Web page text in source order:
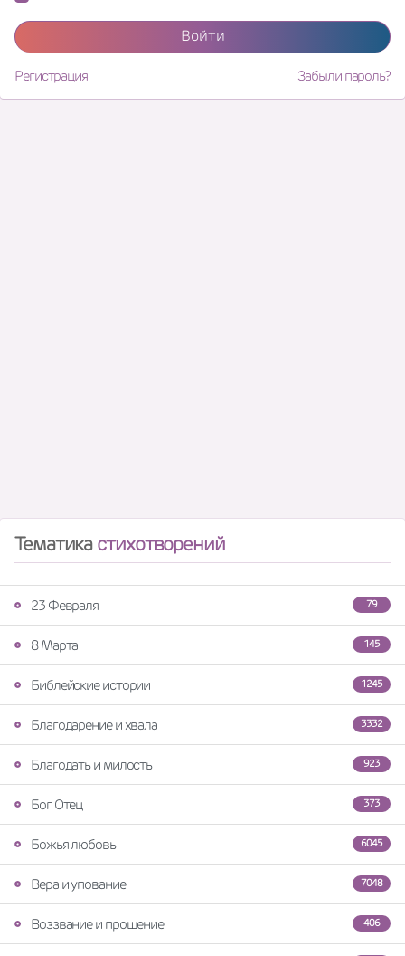
Войти
Регистрация Забыли пароль?
Тематикастихотворений
79
23 Февраля
145
8 Марта
1245
Библейские истории
3332
Благодарение и хвала
923
Благодать и милость
373
Бог Отец
6045
Божья любовь
7048
Вера и упование
406
Воззвание и прошение